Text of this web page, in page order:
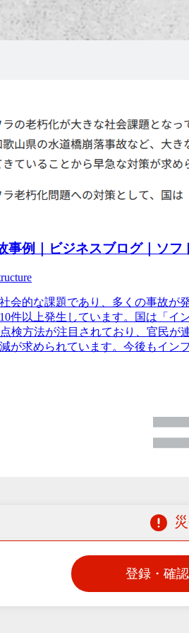
事例｜ビジネスブログ｜ソフ
会的な課題であり、多くの事故
件以上発生しています。国は「
検方法が注目されており、官民
が求められています。今後もイン